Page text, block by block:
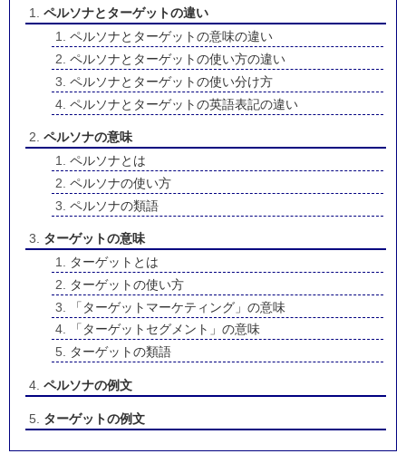
ペルソナとターゲットの違い
ペルソナとターゲットの意味の違い
ペルソナとターゲットの使い方の違い
ペルソナとターゲットの使い分け方
ペルソナとターゲットの英語表記の違い
ペルソナの意味
ペルソナとは
ペルソナの使い方
ペルソナの類語
ターゲットの意味
ターゲットとは
ターゲットの使い方
「ターゲットマーケティング」の意味
「ターゲットセグメント」の意味
ターゲットの類語
ペルソナの例文
ターゲットの例文